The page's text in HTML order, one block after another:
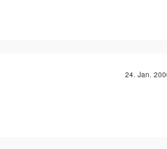
24. Jan.